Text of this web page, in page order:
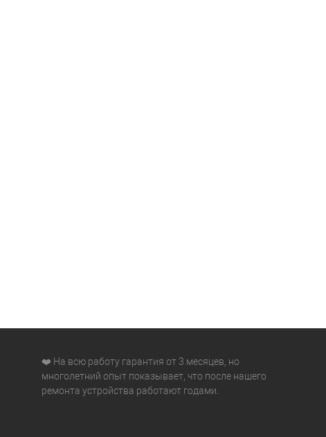
❤️ На всю работу гарантия от 3 месяцев, но
многолетний опыт показывает, что после нашего
ремонта устройства работают годами.